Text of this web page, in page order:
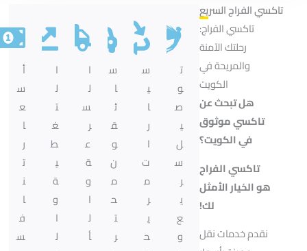
تاكسي الفراج السريع
تاكسي الفراج:
رحلتك الآمنة
والمريحة في
الكويت
هل تبحث عن
تاكسي موثوق
في الكويت؟
تاكسي الفراج
هو الخيار الأمثل
لك!
نقدم خدمات نقل
ت
و
ص
ي
ل
س
ر
ي
ع
و
س
ي
ا
ر
ا
ت
م
ر
ي
ح
س
ا
ئ
ق
و
ن
م
ح
ت
ر
ا
ل
س
ر
ع
ة
و
ا
ل
أ
ا
ل
ت
غ
ط
ي
ة
و
ا
ل
أ
س
ع
ا
ر
ت
ن
ا
ف
س